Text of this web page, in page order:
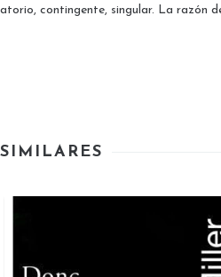
contingente, singular. La razón